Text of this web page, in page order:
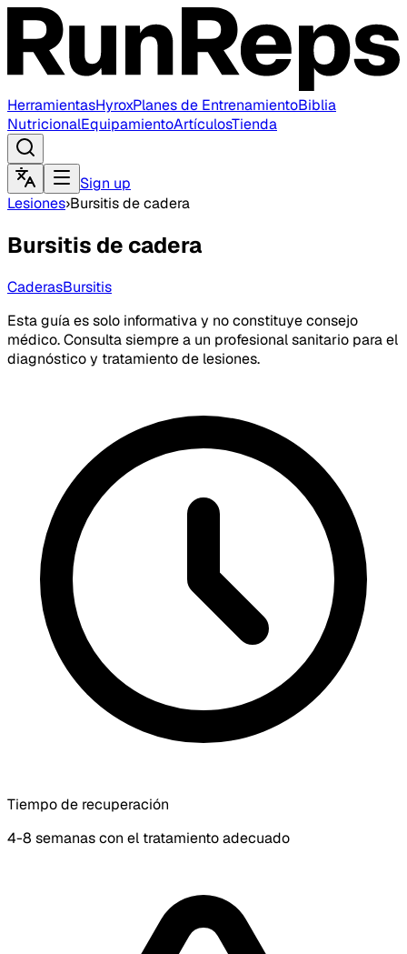
HerramientasHyroxPlanes de EntrenamientoBiblia
NutricionalEquipamientoArtículosTienda
Sign up
Lesiones›Bursitis de cadera
Bursitis de cadera
CaderasBursitis
Esta guía es solo informativa y no constituye consejo
médico. Consulta siempre a un profesional sanitario para el
diagnóstico y tratamiento de lesiones.
Tiempo de recuperación
4-8 semanas con el tratamiento adecuado